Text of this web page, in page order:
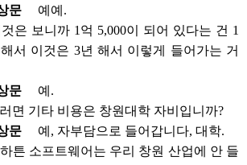
문
예예.
은 보니까 1억 5,000이 되어 있다는 건 1
서 이것은 3년 해서 이렇게 들어가는 거
문
예.
면 기타 비용은 창원대학 자비입니까?
문
예, 자부담으로 들어갑니다, 대학.
튼 소프트웨어는 우리 창원 산업에 안 들